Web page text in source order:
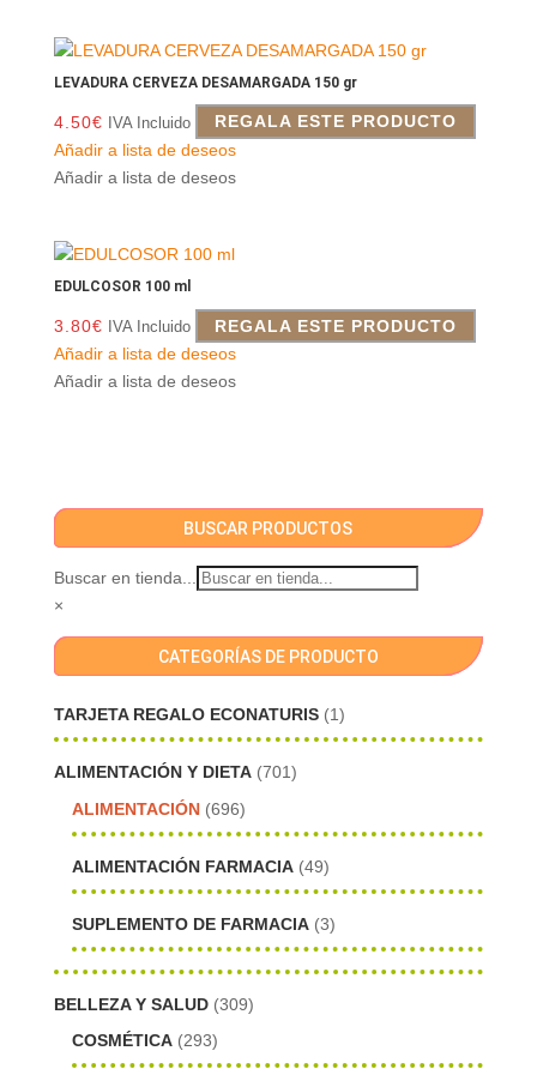
LEVADURA CERVEZA DESAMARGADA 150 gr
4.50€ IVA Incluido
REGALA ESTE PRODUCTO
Añadir a lista de deseos
Añadir a lista de deseos
EDULCOSOR 100 ml
3.80€ IVA Incluido
REGALA ESTE PRODUCTO
Añadir a lista de deseos
Añadir a lista de deseos
BUSCAR PRODUCTOS
Buscar en tienda...
×
CATEGORÍAS DE PRODUCTO
TARJETA REGALO ECONATURIS (1)
ALIMENTACIÓN Y DIETA (701)
ALIMENTACIÓN (696)
ALIMENTACIÓN FARMACIA (49)
SUPLEMENTO DE FARMACIA (3)
BELLEZA Y SALUD (309)
COSMÉTICA (293)